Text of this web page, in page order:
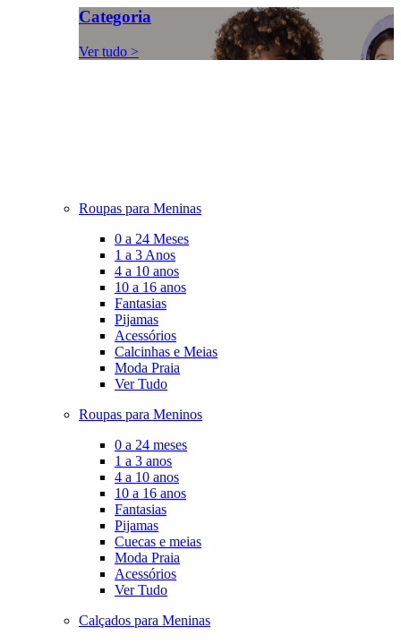
Categoria
Ver tudo >
Roupas para Meninas
0 a 24 Meses
1 a 3 Anos
4 a 10 anos
10 a 16 anos
Fantasias
Pijamas
Acessórios
Calcinhas e Meias
Moda Praia
Ver Tudo
Roupas para Meninos
0 a 24 meses
1 a 3 anos
4 a 10 anos
10 a 16 anos
Fantasias
Pijamas
Cuecas e meias
Moda Praia
Acessórios
Ver Tudo
Calçados para Meninas